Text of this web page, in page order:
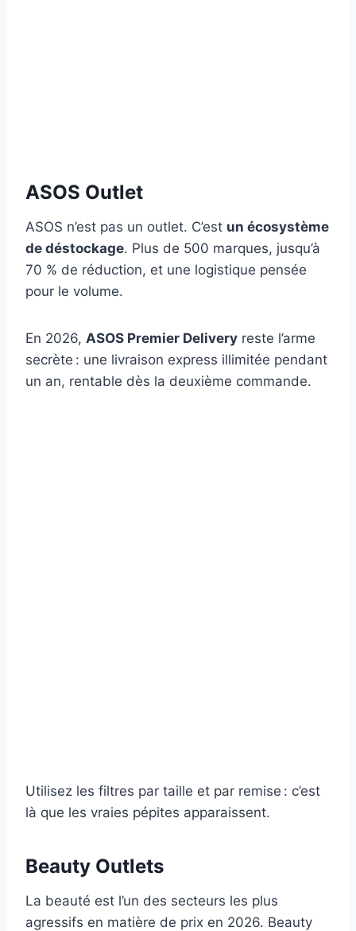
ASOS Outlet
ASOS n’est pas un outlet. C’est un écosystème
de déstockage. Plus de 500 marques, jusqu’à
70 % de réduction, et une logistique pensée
pour le volume.
En 2026, ASOS Premier Delivery reste l’arme
secrète : une livraison express illimitée pendant
un an, rentable dès la deuxième commande.
Utilisez les filtres par taille et par remise : c’est
là que les vraies pépites apparaissent.
Beauty Outlets
La beauté est l’un des secteurs les plus
agressifs en matière de prix en 2026. Beauty